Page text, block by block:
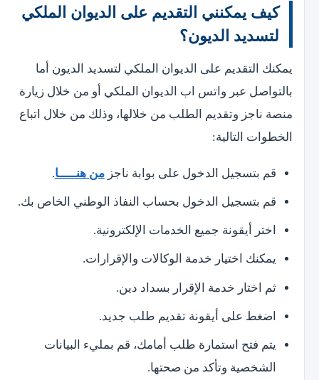
كيف يمكنني التقديم على الديوان الملكي
لتسديد الديون؟
يمكنك التقديم على الديوان الملكي لتسديد الديون أما
بالتواصل عبر واتس اب الديوان الملكي أو من خلال زيارة
منصة ناجز وتقديم الطلب من خلالها، وذلك من خلال اتباع
الخطوات التالية:
قم بتسجيل الدخول على بوابة ناجزمن هنـــــا.
قم بتسجيل الدخول بحساب النفاذ الوطني الخاص بك.
اختر أيقونة جميع الخدمات الإلكترونية.
يمكنك اختيار خدمة الوكالات والإقرارات.
ثم اختار خدمة الإقرار بسداد دين.
اضغط على أيقونة تقديم طلب جديد.
يتم فتح استمارة طلب أمامك، قم بمليء البيانات
الشخصية وتأكد من صحتها.